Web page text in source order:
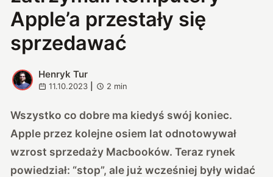
Apple’a przestały się
sprzedawać
H
Henryk Tur
11.10.2023 2 min
Wszystko co dobre ma kiedyś swój koniec.
Apple przez kolejne osiem lat odnotowywał
wzrost sprzedaży Macbooków. Teraz rynek
powiedział: “stop”, ale już wcześniej były widać